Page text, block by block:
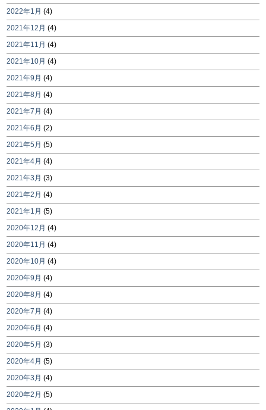
2022年1月 (4)
2021年12月 (4)
2021年11月 (4)
2021年10月 (4)
2021年9月 (4)
2021年8月 (4)
2021年7月 (4)
2021年6月 (2)
2021年5月 (5)
2021年4月 (4)
2021年3月 (3)
2021年2月 (4)
2021年1月 (5)
2020年12月 (4)
2020年11月 (4)
2020年10月 (4)
2020年9月 (4)
2020年8月 (4)
2020年7月 (4)
2020年6月 (4)
2020年5月 (3)
2020年4月 (5)
2020年3月 (4)
2020年2月 (5)